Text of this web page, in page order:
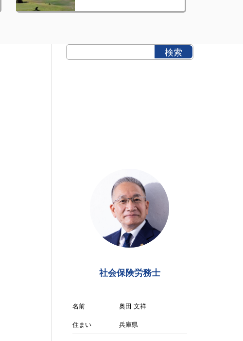
社会保険労務士
名前
奥田 文祥
住まい
兵庫県